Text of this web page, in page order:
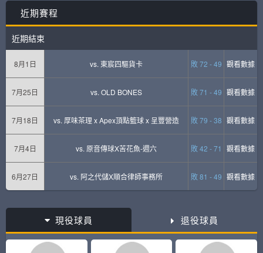
近期賽程
近期結束
8月1日 vs. 東宸四驅貨卡 敗 72 - 49 觀看數據
7月25日 vs. OLD BONES 敗 71 - 49 觀看數據
7月18日 vs. 厚味茶理 x Apex頂點籃球 x 呈豐營造 敗 79 - 38 觀看數據
7月4日 vs. 原音傳球X苦花魚-週六 敗 42 - 71 觀看數據
6月27日 vs. 阿之代儲X順合律師事務所 敗 81 - 49 觀看數據
現役球員 退役球員